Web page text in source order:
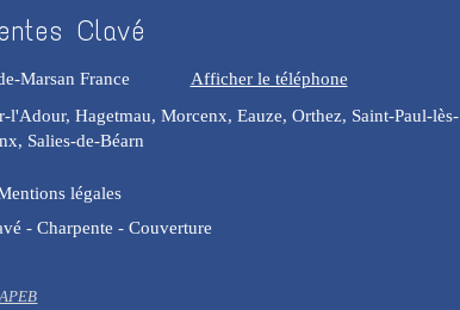
Clavé
Marsan France
Afficher le téléphone
l'Adour, Hagetmau, Morcenx, Eauze, Orthez, Saint-Paul-lès-
Salies-de-Béarn
légales
- Charpente - Couverture